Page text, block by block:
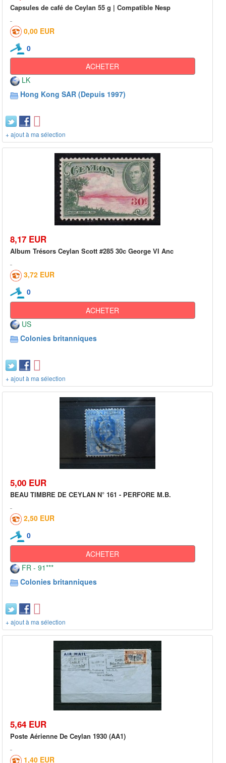
Capsules de café de Ceylan 55 g | Compatible Nesp
0,00 EUR
0
ACHETER
LK
Hong Kong SAR (Depuis 1997)
+ ajout à ma sélection
8,17 EUR
Album Trésors Ceylan Scott #285 30c George VI Anc
3,72 EUR
0
ACHETER
US
Colonies britanniques
+ ajout à ma sélection
5,00 EUR
BEAU TIMBRE DE CEYLAN N° 161 - PERFORE M.B.
2,50 EUR
0
ACHETER
FR - 91***
Colonies britanniques
+ ajout à ma sélection
5,64 EUR
Poste Aérienne De Ceylan 1930 (AA1)
1,40 EUR